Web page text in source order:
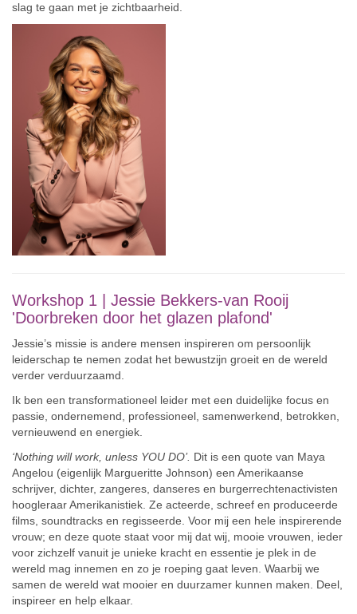
slag te gaan met je zichtbaarheid.
Workshop 1 | Jessie Bekkers-van Rooij
'Doorbreken door het glazen plafond'
Jessie’s missie is andere mensen inspireren om persoonlijk
leiderschap te nemen zodat het bewustzijn groeit en de wereld
verder verduurzaamd.
Ik ben een transformationeel leider met een duidelijke focus en
passie, ondernemend, professioneel, samenwerkend, betrokken,
vernieuwend en energiek.
‘Nothing will work, unless YOU DO’. Dit is een quote van Maya
Angelou (eigenlijk Margueritte Johnson) een Amerikaanse
schrijver, dichter, zangeres, danseres en burgerrechtenactivisten
hoogleraar Amerikanistiek. Ze acteerde, schreef en produceerde
films, soundtracks en regisseerde. Voor mij een hele inspirerende
vrouw; en deze quote staat voor mij dat wij, mooie vrouwen, ieder
voor zichzelf vanuit je unieke kracht en essentie je plek in de
wereld mag innemen en zo je roeping gaat leven. Waarbij we
samen de wereld wat mooier en duurzamer kunnen maken. Deel,
inspireer en help elkaar.